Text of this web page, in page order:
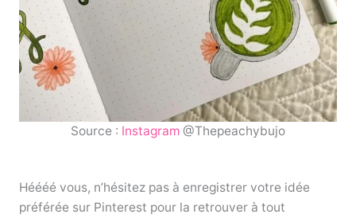
Source : Instagram @Thepeachybujo
Héééé vous, n’hésitez pas à enregistrer votre idée
préférée sur Pinterest pour la retrouver à tout